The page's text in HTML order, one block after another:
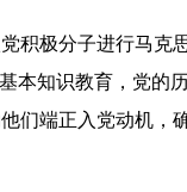
积极分子进行马克
本知识教育，党的
们端正入党动机，